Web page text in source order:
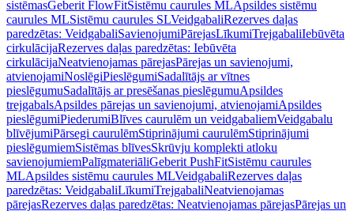
sistēmasGeberit FlowFitSistēmu caurules MLApsildes sistēmu
caurules MLSistēmu caurules SLVeidgabaliRezerves daļas
paredzētas: VeidgabaliSavienojumiPārejasLīkumiTrejgabaliIebūvēta
cirkulācijaRezerves daļas paredzētas: Iebūvēta
cirkulācijaNeatvienojamas pārejasPārejas un savienojumi,
atvienojamiNoslēgiPieslēgumiSadalītājs ar vītnes
pieslēgumuSadalītājs ar presēšanas pieslēgumuApsildes
trejgabalsApsildes pārejas un savienojumi, atvienojamiApsildes
pieslēgumiPiederumiBlīves caurulēm un veidgabaliemVeidgabalu
blīvējumiPārsegi caurulēmStiprinājumi caurulēmStiprinājumi
pieslēgumiemSistēmas blīvesSkrūvju komplekti atloku
savienojumiemPalīgmateriāliGeberit PushFitSistēmu caurules
MLApsildes sistēmu caurules MLVeidgabaliRezerves daļas
paredzētas: VeidgabaliLīkumiTrejgabaliNeatvienojamas
pārejasRezerves daļas paredzētas: Neatvienojamas pārejasPārejas un